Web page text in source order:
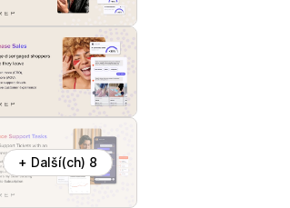
+ Další(ch) 8